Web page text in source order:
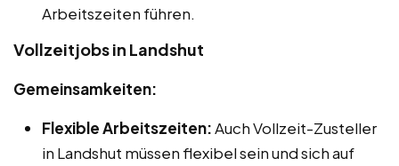
Arbeitszeiten führen.
Vollzeitjobs in Landshut
Gemeinsamkeiten:
Flexible Arbeitszeiten:Auch Vollzeit-Zusteller
in Landshut müssen flexibel sein und sich auf